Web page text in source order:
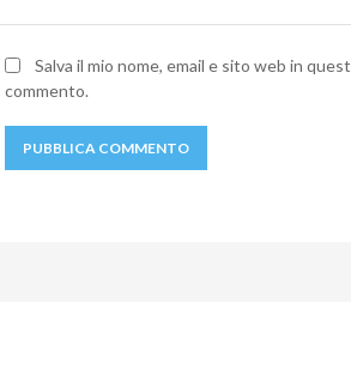
Nome:Salva il mio nome, email e sito web in
commento.